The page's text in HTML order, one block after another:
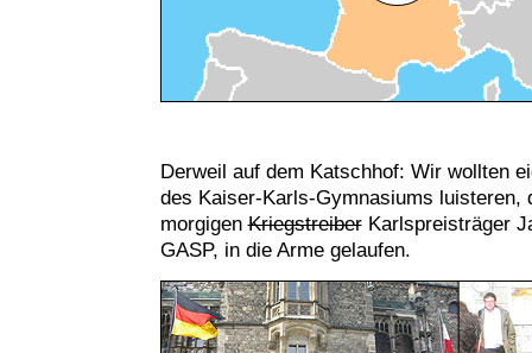
Derweil auf dem Katschhof: Wir wollten
des Kaiser-Karls-Gymnasiums luisteren,
morgigenKriegstreiberKarlspreisträger
GASP, in die Arme gelaufen.